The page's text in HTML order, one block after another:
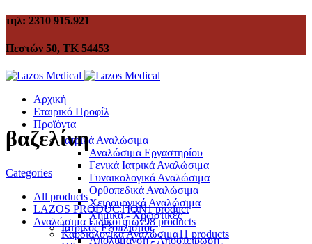
τηλ: 2310 915.921
Πεστών 50, ΤΚ 54453
Αρχική
Εταιρικό Προφίλ
Προϊόντα
Ιατρικά Αναλώσιμα
Αναλώσιμα Εργαστηρίου
Γενικά Ιατρικά Αναλώσιμα
Γυναικολογικά Αναλώσιμα
Ορθοπεδικά Αναλώσιμα
Χειρουργικά Αναλώσιμα
Χημικά - Χρωστικές
Ιατρικός Εξοπλισμός
Απολύμανση - Αποστείρωση
βαζελίνη
Categories
All products
LAZOS PRODUCTION1 product
Αναλώσιμα Ειδικοτήτων98 products
Καρδιολογικά Αναλώσιμα11 products